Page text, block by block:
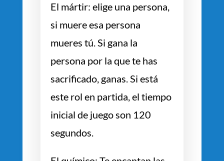
El mártir: elige una persona,
si muere esa persona
mueres tú. Si gana la
persona por la que te has
sacrificado, ganas. Si está
este rol en partida, el tiempo
inicial de juego son 120
segundos.